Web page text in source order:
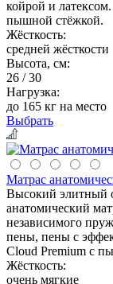
койрой и
пышной стёжкой.
Жёсткость:
средней жёсткости
Высота, см:
26 / 30
Нагрузка:
до 165 кг на место
Выбрать
Матрас
Высокий элитный
анатомический
независимого
пены, пены с
Cloud Premium с
Жёсткость:
очень мягкие